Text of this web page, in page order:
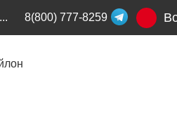
8(800) 777-8259